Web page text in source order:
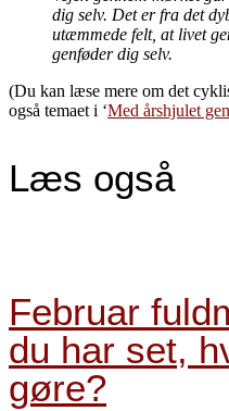
dig selv. Det er fra det
utæmmede felt, at livet
genføder dig selv.
(Du kan læse mere om det
også temaet i ‘Med årshjulet
Læs også
Februar
du har set,
gøre?